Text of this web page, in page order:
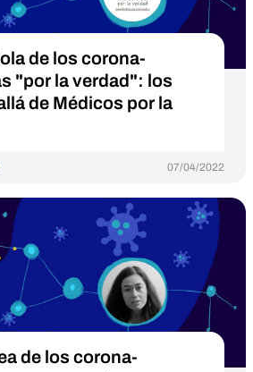
de los corona-
"por la verdad": los
de Médicos por la
07/04/2022
de los corona-